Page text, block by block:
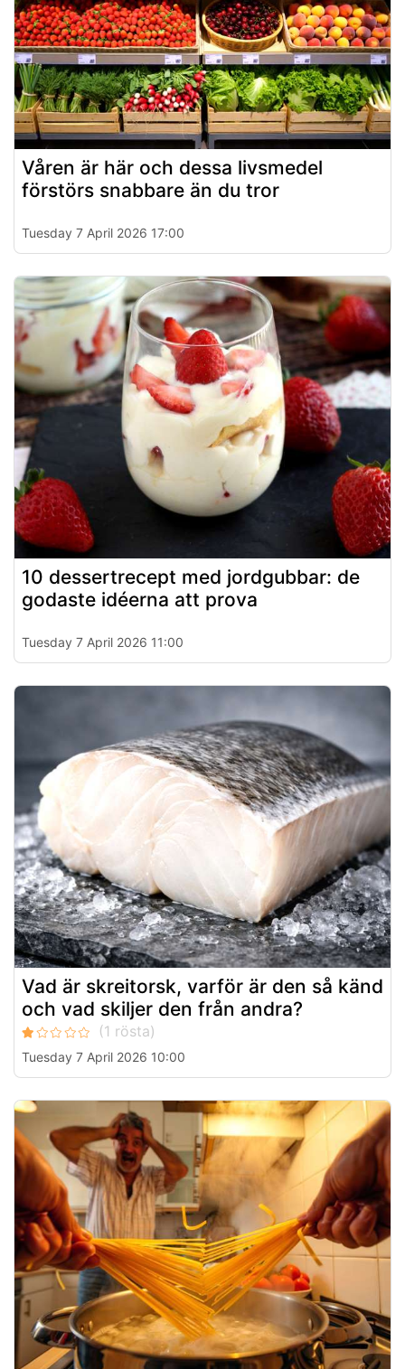
Våren är här och dessa livsmedel
förstörs snabbare än du tror
Tuesday 7 April 2026 17:00
10 dessertrecept med jordgubbar: de
godaste idéerna att prova
Tuesday 7 April 2026 11:00
Vad är skreitorsk, varför är den så känd
och vad skiljer den från andra?
Tuesday 7 April 2026 10:00